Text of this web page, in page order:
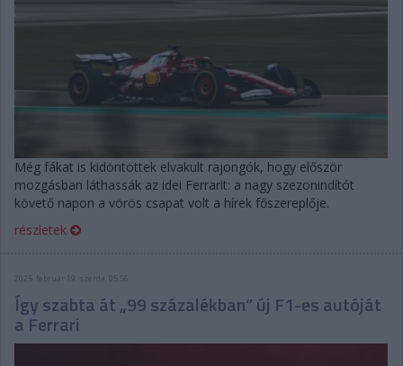
Még fákat is kidöntöttek elvakult rajongók, hogy először
mozgásban láthassák az idei Ferrarit: a nagy szezonindítót
követő napon a vörös csapat volt a hírek főszereplője.
részletek
2025. február 19. szerda, 05:56
Így szabta át „99 százalékban” új F1-es autóját
a Ferrari